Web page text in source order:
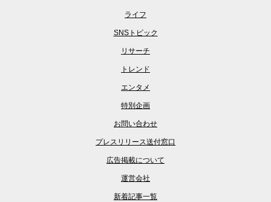
ライフ
SNSトピック
リサーチ
トレンド
エンタメ
特別企画
お問い合わせ
プレスリリース送付窓口
広告掲載について
運営会社
新着記事一覧